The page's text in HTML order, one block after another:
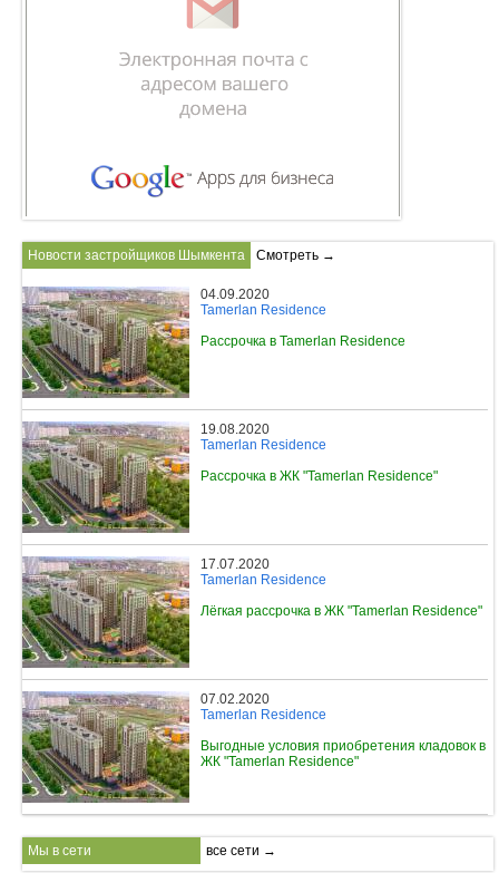
Новости застройщиков Шымкента Смотреть →
04.09.2020
Tamerlan Residence
Рассрочка в Tamerlan Residence
19.08.2020
Tamerlan Residence
Рассрочка в ЖК "Tamerlan Residence"
17.07.2020
Tamerlan Residence
Лёгкая рассрочка в ЖК "Tamerlan Residence"
07.02.2020
Tamerlan Residence
Выгодные условия приобретения кладовок в
ЖК "Tamerlan Residence"
Мы в сети все сети →